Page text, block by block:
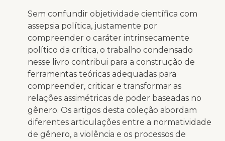
Sem confundir objetividade científica com
assepsia política, justamente por
compreender o caráter intrinsecamente
político da crítica, o trabalho condensado
nesse livro contribui para a construção de
ferramentas teóricas adequadas para
compreender, criticar e transformar as
relações assimétricas de poder baseadas no
gênero. Os artigos desta coleção abordam
diferentes articulações entre a normatividade
de gênero, a violência e os processos de